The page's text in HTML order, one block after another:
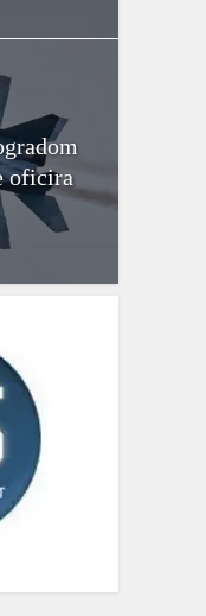
oficira